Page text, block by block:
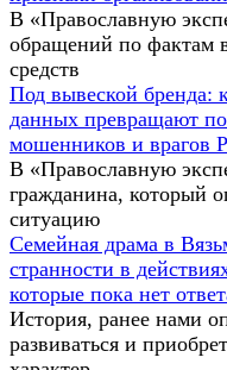
В «Православную
обращений по фактам
средств
Под вывеской бренда:
данных превращают
мошенников и врагов
В «Православную
гражданина, который
ситуацию
Семейная драма в
странности в
которые пока нет
История, ранее нами
развиваться и